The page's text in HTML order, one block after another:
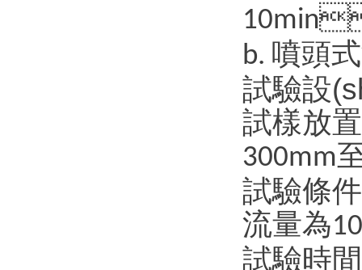
10min
b. 噴頭
試驗設
試樣放
300mm
試驗條
流量為
試驗時